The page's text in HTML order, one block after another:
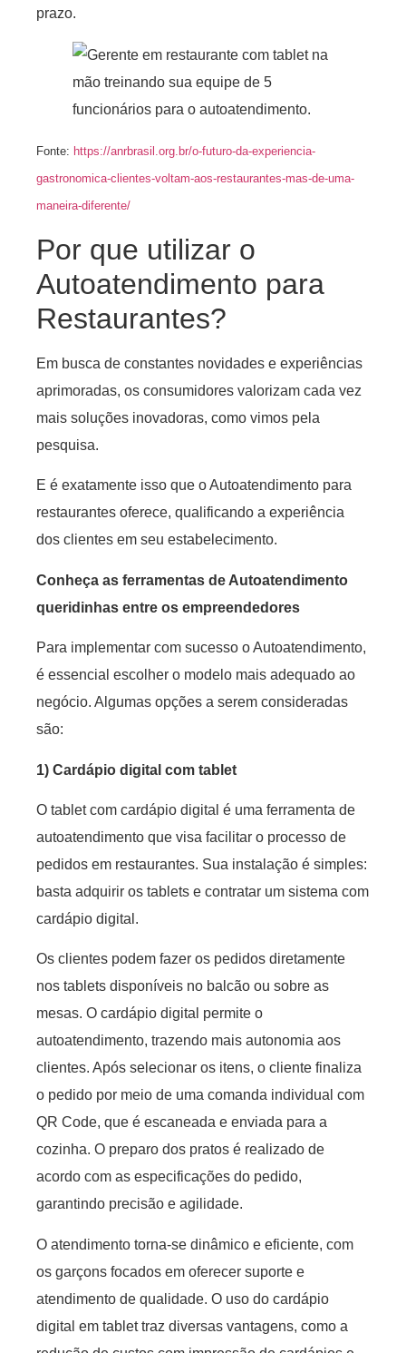
prazo.
Fonte: https://anrbrasil.org.br/o-futuro-da-experiencia-
gastronomica-clientes-voltam-aos-restaurantes-mas-de-uma-
maneira-diferente/
Por que utilizar o
Autoatendimento para
Restaurantes?
Em busca de constantes novidades e experiências
aprimoradas, os consumidores valorizam cada vez
mais soluções inovadoras, como vimos pela
pesquisa.
E é exatamente isso que o Autoatendimento para
restaurantes oferece, qualificando a experiência
dos clientes em seu estabelecimento.
Conheça as ferramentas de Autoatendimento
queridinhas entre os empreendedores
Para implementar com sucesso o Autoatendimento,
é essencial escolher o modelo mais adequado ao
negócio. Algumas opções a serem consideradas
são:
1) Cardápio digital com tablet
O tablet com cardápio digital é uma ferramenta de
autoatendimento que visa facilitar o processo de
pedidos em restaurantes. Sua instalação é simples:
basta adquirir os tablets e contratar um sistema com
cardápio digital.
Os clientes podem fazer os pedidos diretamente
nos tablets disponíveis no balcão ou sobre as
mesas. O cardápio digital permite o
autoatendimento, trazendo mais autonomia aos
clientes. Após selecionar os itens, o cliente finaliza
o pedido por meio de uma comanda individual com
QR Code, que é escaneada e enviada para a
cozinha. O preparo dos pratos é realizado de
acordo com as especificações do pedido,
garantindo precisão e agilidade.
O atendimento torna-se dinâmico e eficiente, com
os garçons focados em oferecer suporte e
atendimento de qualidade. O uso do cardápio
digital em tablet traz diversas vantagens, como a